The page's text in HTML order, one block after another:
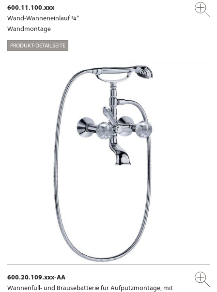
600.11.100.xxx
Wand-Wanneneinlauf ¾“
Wandmontage
PRODUKT-DETAILSEITE
600.20.109.xxx-AA
Wannenfüll- und Brausebatterie für Aufputzmontage, mit